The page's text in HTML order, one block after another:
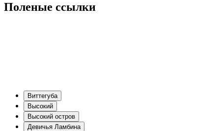
Поленые ссылки
Виттегуба
Высокий
Высокий остров
Девичья Ламбина